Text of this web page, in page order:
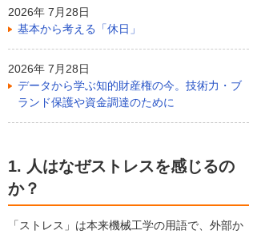
2026年 7月28日
基本から考える「休日」
2026年 7月28日
データから学ぶ知的財産権の今。技術力・ブ
ランド保護や資金調達のために
1. 人はなぜストレスを感じるの
か？
「ストレス」は本来機械工学の用語で、外部か